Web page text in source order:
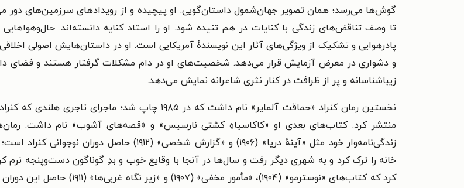
گوش‌ها می‌رسد؛ همان تصویر جهان‌شمول داستان‌گویی. او پیچیده و از رویدادهای سرزمین‌های دور
تا وصف تناقض‌های زندگی با کنایات در هم تنیده شود. او را استاد کنایه دانسته‌اند.
پادرهوایی و تشکیک از ویژگی‌های آثار این نویسندهٔ آمریکایی است. او در داستان‌هایش اصولی
و دشواری در معرض آزمایش قرار می‌دهد. شخصیت‌های او در دام مشکلات گرفتار هستند و فضای
زیباشناسانه و پر از ظرافت در کنار نثری شاعرانه نمایش می‌دهد.
منتشر کرد. کتاب‌های بعدی او «کاکاسیاهِ کشتی نارسیس» و «قصه‌های آشوب» نام داشت.
خانه را ترک کرد و به شهری دیگر رفت و سال‌ها در آنجا با وقایع خوب و بدِ گوناگون دست‌وپنجه